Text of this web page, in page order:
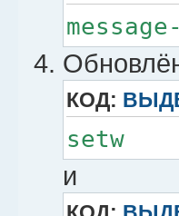
# История
set -g
#
# Статус-
#
set -g
КОД:
setw
и